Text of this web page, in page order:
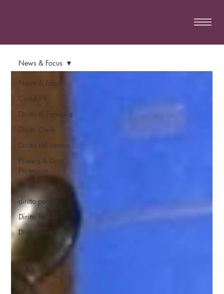
News & Focus
Covid-19
Diritto di Famiglia
Diritto Civile
Diritto del Lavoro
Privacy & Data
Protection
Diritto
diritto penale
Diritto Penale
Diritto Bancario
News & Focus